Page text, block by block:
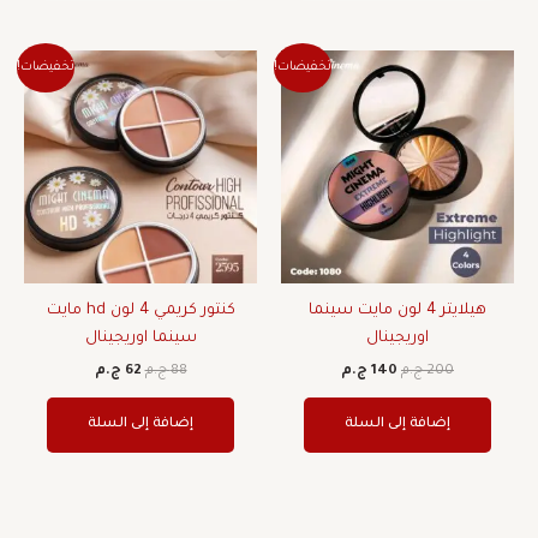
تخفيضات!
هيلايتر 4 لون مايت سينما
اوريجينال
200 ج.م
السعر
الأصلي
200 ج.م.
140 ج.م
السعر
الحالي
هو:
140 ج.م.
إضافة إلى السلة
تخفيضات!
كنتور كريمي 4 لون hd مايت
سينما اوريجينال
88 ج.م
السعر
الأصلي
هو:
62 ج.م
السعر
الحالي
هو:
62 ج.م.
إضافة إلى السلة